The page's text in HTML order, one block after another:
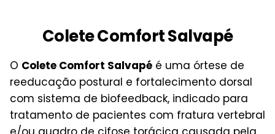
Colete Comfort Salvapé
O Colete Comfort Salvapé é uma órtese de
reeducação postural e fortalecimento dorsal
com sistema de biofeedback, indicado para
tratamento de pacientes com fratura vertebral